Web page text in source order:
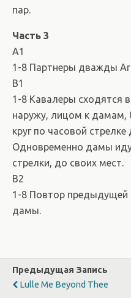
пар.
Часть 3
А1
1-8 Партнеры дважды
B1
1-8 Кавалеры сходятся
наружу, лицом к дамам,
круг по часовой
Одновременно дамы
стрелки, до своих мест.
B2
1-8 Повтор предыдущей
дамы.
Предыдущая Запись
Lulle Me Beyond Thee